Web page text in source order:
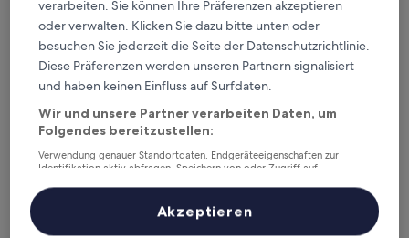
Verdiene Prämien für jede
wahrgenommene Übernachtung
Überprüfe die Preise für diese Daten
verarbeiten. Sie können Ihre Präferenzen akzeptieren
oder verwalten. Klicken Sie dazu bitte unten oder
besuchen Sie jederzeit die Seite der Datenschutzrichtlinie.
Diese Präferenzen werden unseren Partnern signalisiert
und haben keinen Einfluss auf Surfdaten.
Wir und unsere Partner verarbeiten Daten, um
Folgendes bereitzustellen:
Verwendung genauer Standortdaten. Endgeräteeigenschaften zur
Identifikation aktiv abfragen. Speichern von oder Zugriff auf
Inhalte, Messung von Werbeleistung und der Performance von Inhalten,
Zielgruppenforschung sowie Entwicklung und Verbesserung von
Akzeptieren